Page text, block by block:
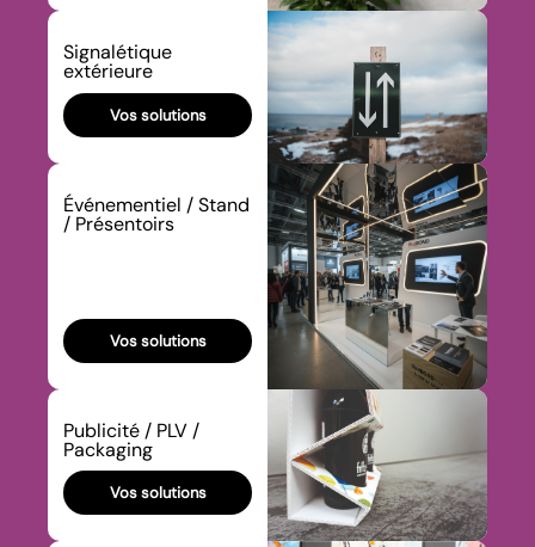
Signalétique
extérieure
Vos solutions
Événementiel / Stand
/ Présentoirs
Vos solutions
Publicité / PLV /
Packaging
Vos solutions